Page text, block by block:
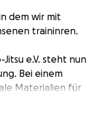
dem wir mit
traininren.
e.V. steht nun
Bei einem
Materialien für
zerstört –